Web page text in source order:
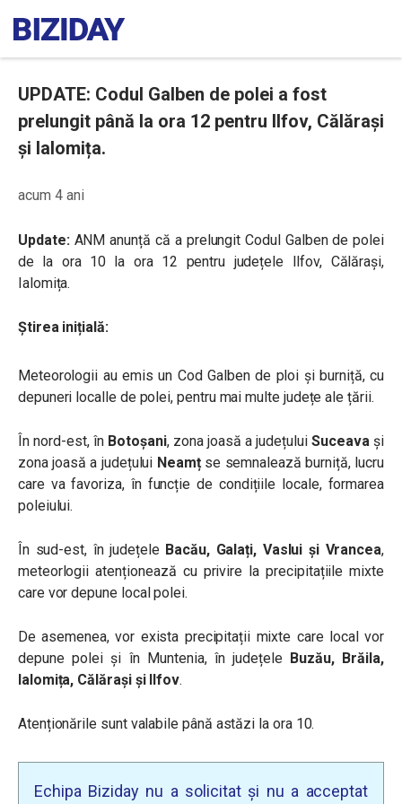
UPDATE: Codul Galben de polei a fost
prelungit până la ora 12 pentru Ilfov, Călărași
și Ialomița.
acum 4 ani
Update:ANM anunță că a prelungit Codul Galben de polei
de la ora 10 la ora 12 pentru județele Ilfov, Călărași,
Ialomița.
Știrea inițială:
Meteorologii au emis un Cod Galben de ploi și burniță, cu
depuneri localle de polei, pentru mai multe județe ale țării.
În nord-est, în Botoșani, zona joasă a județuluiSuceavași
zona joasă a județului Neamțse semnalează burniță, lucru
care va favoriza, în funcție de condițiile locale, formarea
poleiului.
În sud-est, în județele Bacău, Galați, Vaslui și Vrancea,
meteorlogii atenționează cu privire la precipitațiile mixte
care vor depune local polei.
De asemenea, vor exista precipitații mixte care local vor
depune polei și în Muntenia, în județele Buzău, Brăila,
Ialomița, Călărași și Ilfov.
Atenționările sunt valabile până astăzi la ora 10.
Echipa Biziday nu a solicitat și nu a acceptat